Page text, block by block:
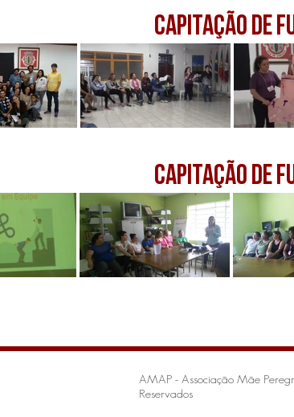
capitação de
capitação de
AMAP - Associação Mãe
Reservados